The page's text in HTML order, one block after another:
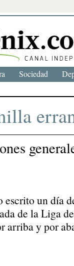
un día
de la Liga
arriba y por
Sociedad